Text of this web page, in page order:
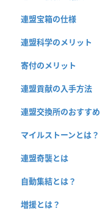
連盟宝箱の仕様
連盟科学のメリット
寄付のメリット
連盟貢献の入手方法
連盟交換所のおすすめ
マイルストーンとは？
連盟奇襲とは
自動集結とは？
増援とは？